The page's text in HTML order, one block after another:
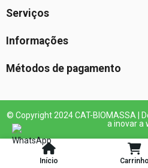
Início Carrinho
Serviços
Informações
Métodos de pagamento
© Copyright 2024 CAT-BIOMASSA |
a inovar a